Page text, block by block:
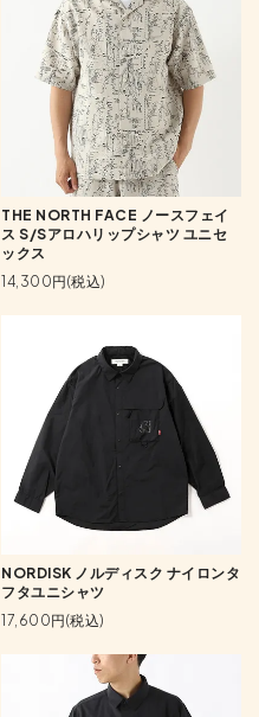
THE NORTH FACE ノースフェイ
ス S/Sアロハリップシャツ ユニセ
ックス
14,300円(税込)
NORDISK ノルディスク ナイロンタ
フタユニシャツ
17,600円(税込)